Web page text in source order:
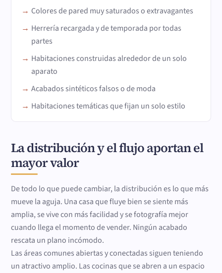
Colores de pared muy saturados o extravagantes
Herrería recargada y de temporada por todas
partes
Habitaciones construidas alrededor de un solo
aparato
Acabados sintéticos falsos o de moda
Habitaciones temáticas que fijan un solo estilo
La distribución y el flujo aportan el
mayor valor
De todo lo que puede cambiar, la distribución es lo que más
mueve la aguja. Una casa que fluye bien se siente más
amplia, se vive con más facilidad y se fotografía mejor
cuando llega el momento de vender. Ningún acabado
rescata un plano incómodo.
Las áreas comunes abiertas y conectadas siguen teniendo
un atractivo amplio. Las cocinas que se abren a un espacio